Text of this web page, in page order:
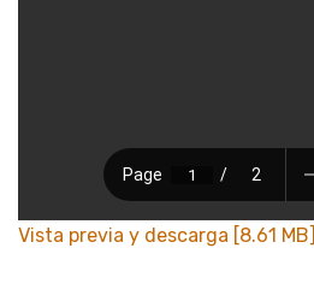
Vista previa y descarga [8.61 MB]